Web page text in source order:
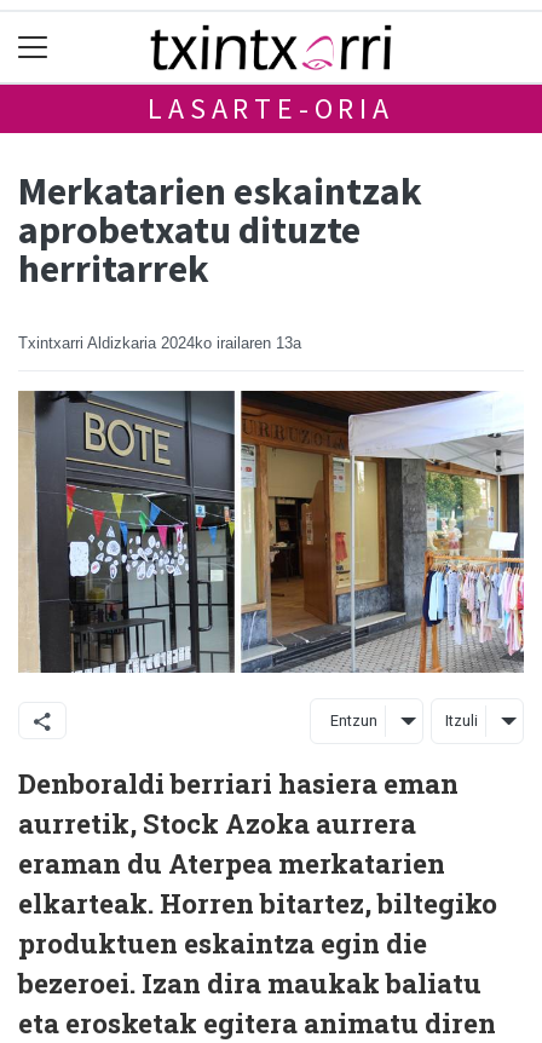
LASARTE-ORIA
Merkatarien eskaintzak
aprobetxatu dituzte
herritarrek
Txintxarri Aldizkaria 2024ko irailaren 13a
Entzun Itzuli
Denboraldi berriari hasiera eman
aurretik, Stock Azoka aurrera
eraman du Aterpea merkatarien
elkarteak. Horren bitartez, biltegiko
produktuen eskaintza egin die
bezeroei. Izan dira maukak baliatu
eta erosketak egitera animatu diren